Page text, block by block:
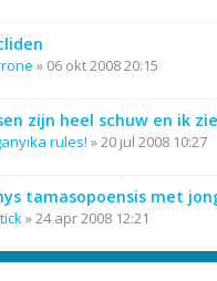
» 06 okt 2008 20:15
zijn heel schuw en ik
rules! »20 jul 2008 10:27
tamasopoensis met
»24 apr 2008 12:21